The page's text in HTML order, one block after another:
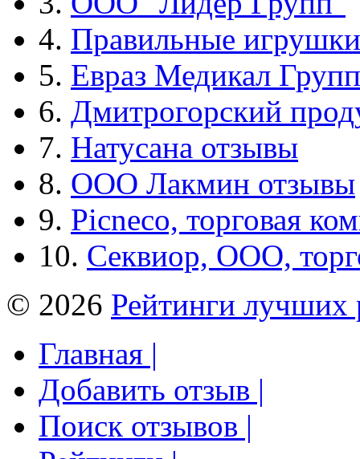
4. Правильные игрушки
5. Евраз Медикал Групп
6. Дмитрогорский
7. Натусана отзывы
8. ООО Лакмин отзывы
9. Picneco, торговая
10. Секвиор, ООО,
© 2026 Рейтинги лучших
Главная |
Добавить отзыв |
Поиск отзывов |